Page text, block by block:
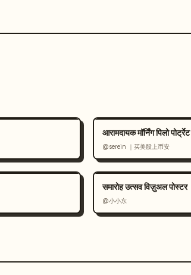
आरामदायक मॉर्निंग पिलो पोर्ट्रेट
@serein ｜买美股上币安
समारोह उत्सव विज़ुअल पोस्टर
@小小东